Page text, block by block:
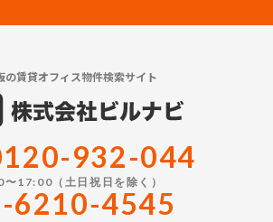
の賃貸オフィス物件検索サイト
932-044
17:00（土日祝日を除く）
6210-4545